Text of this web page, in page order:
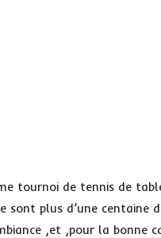
tournoi de tennis de
sont plus d’une centaine
,et ,pour la bonne